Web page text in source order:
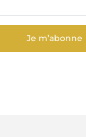
Je m’abonne